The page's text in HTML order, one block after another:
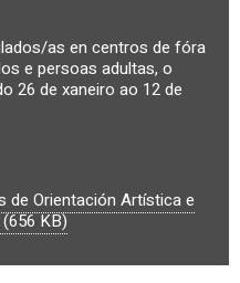
as en centros de fóra
e persoas adultas, o
26 de xaneiro ao 12 de
de Orientación Artística e
KB)